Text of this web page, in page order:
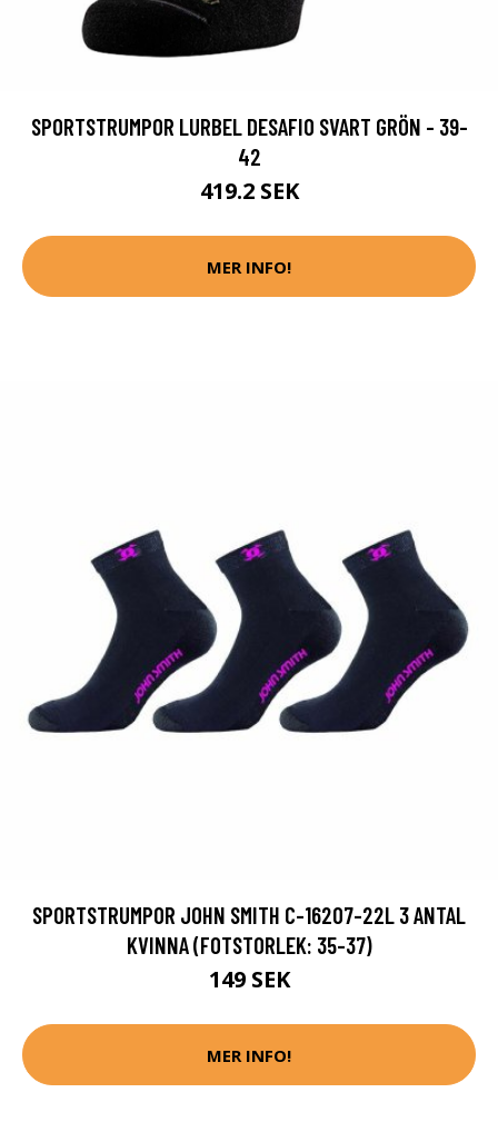
SPORTSTRUMPOR LURBEL DESAFIO SVART GRÖN - 39-
42
419.2 SEK
MER INFO!
SPORTSTRUMPOR JOHN SMITH C-16207-22L 3 ANTAL
KVINNA (FOTSTORLEK: 35-37)
149 SEK
MER INFO!